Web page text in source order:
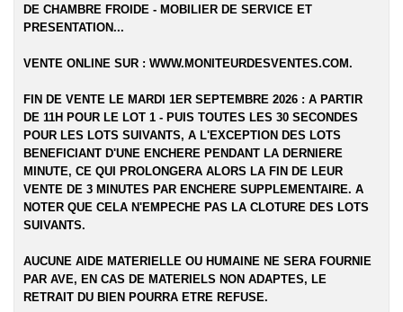
DE CHAMBRE FROIDE - MOBILIER DE SERVICE ET
PRESENTATION...
VENTE ONLINE SUR : WWW.MONITEURDESVENTES.COM.
FIN DE VENTE LE MARDI 1ER SEPTEMBRE 2026 : A PARTIR
DE 11H POUR LE LOT 1 - PUIS TOUTES LES 30 SECONDES
POUR LES LOTS SUIVANTS, A L'EXCEPTION DES LOTS
BENEFICIANT D'UNE ENCHERE PENDANT LA DERNIERE
MINUTE, CE QUI PROLONGERA ALORS LA FIN DE LEUR
VENTE DE 3 MINUTES PAR ENCHERE SUPPLEMENTAIRE. A
NOTER QUE CELA N'EMPECHE PAS LA CLOTURE DES LOTS
SUIVANTS.
AUCUNE AIDE MATERIELLE OU HUMAINE NE SERA FOURNIE
PAR AVE, EN CAS DE MATERIELS NON ADAPTES, LE
RETRAIT DU BIEN POURRA ETRE REFUSE.